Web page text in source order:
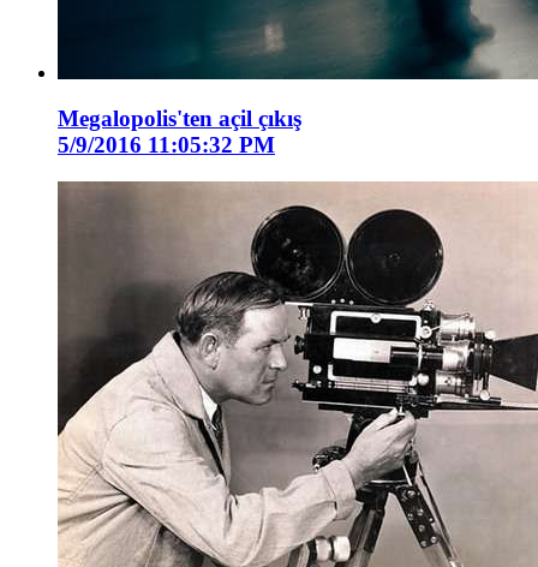
Megalopolis'ten açil çıkış
5/9/2016 11:05:32 PM